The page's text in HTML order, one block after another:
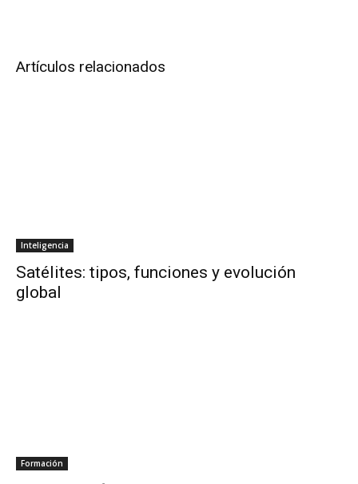
Artículos relacionados
Inteligencia
Satélites: tipos, funciones y evolución
global
Formación